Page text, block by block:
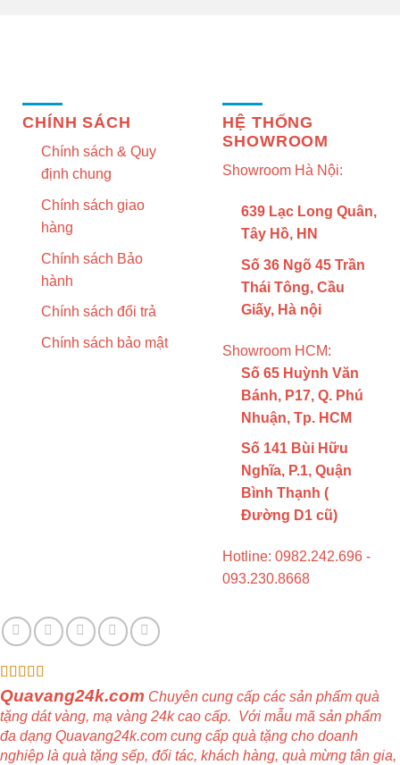
CHÍNH SÁCH
Chính sách & Quy
định chung
Chính sách giao
hàng
Chính sách Bảo
hành
Chính sách đổi trả
Chính sách bảo mật
HỆ THỐNG
SHOWROOM
Showroom Hà Nội:
639 Lạc Long Quân,
Tây Hồ, HN
Số 36 Ngõ 45 Trần
Thái Tông, Cầu
Giấy, Hà nội
Showroom HCM:
Số 65 Huỳnh Văn
Bánh, P17, Q. Phú
Nhuận, Tp. HCM
Số 141 Bùi Hữu
Nghĩa, P.1, Quận
Bình Thạnh (
Đường D1 cũ)
Hotline: 0982.242.696 -
093.230.8668
Quavang24k.com Chuyên cung cấp các sản phẩm quà
tặng dát vàng, mạ vàng 24k cao cấp. Với mẫu mã sản phẩm
đa dạng Quavang24k.com cung cấp quà tặng cho doanh
nghiệp là quà tặng sếp, đối tác, khách hàng, quà mừng tân gia,